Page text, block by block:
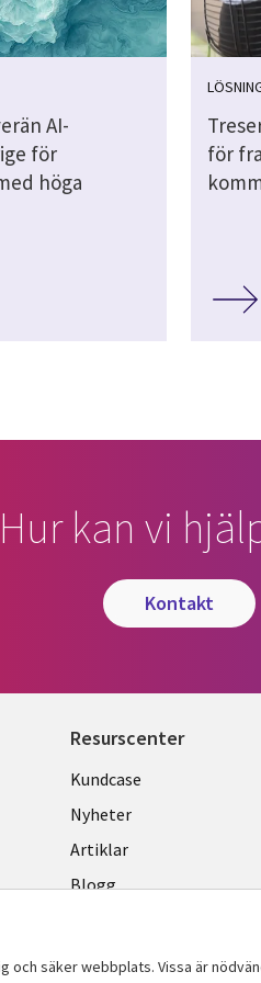
AI-
för
höga
för
Hur kan vi
kontakt
Resurscenter
Library
Links
SWEDEN
Kundcase
Nyheter
Artiklar
Blogg
säker webbplats. Vissa är